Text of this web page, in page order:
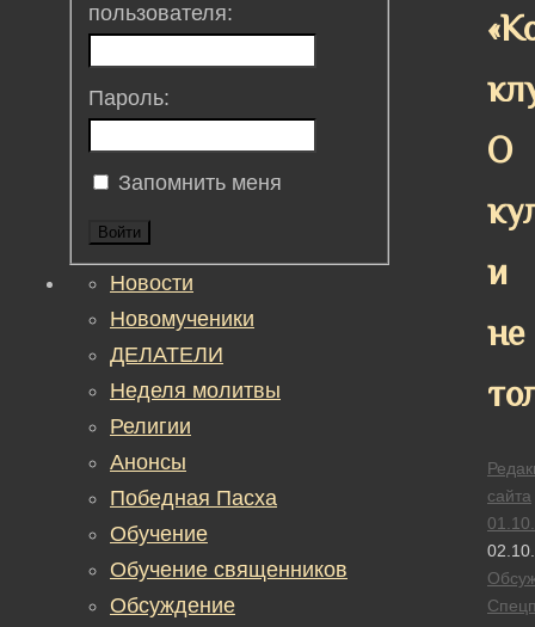
О
и
не
сайта
пользователя:
Пароль:
Запомнить меня
Войти
Новости
Новомученики
ДЕЛАТЕЛИ
Неделя молитвы
Религии
Анонсы
Победная Пасха
Обучение
Обучение священников
Обсуждение